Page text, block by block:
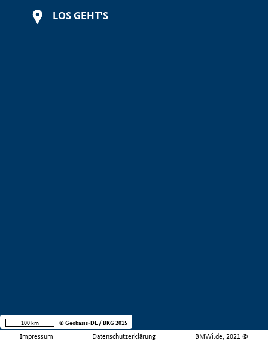
LOS GEHT'S
Impressum Datenschutzerklärung BMWi.de, 2021 ©
100 km © Geobasis-DE / BKG 2015